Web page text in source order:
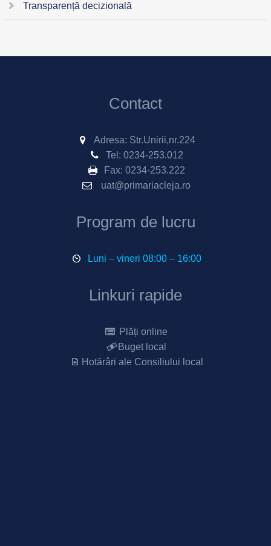
Transparență decizională
Contact
Adresa: Str.Unirii,nr.224
Tel: 0234-253.012
Fax: 0234-253.222
uat@primariacleja.ro
Program de lucru
Luni – vineri 08:00 – 16:00
Linkuri rapide
Plăți online
Buget local
Hotărâri ale Consiliului local